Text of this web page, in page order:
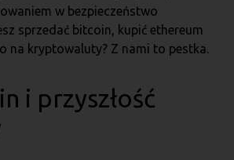
w bezpieczeństwo
sprzedać bitcoin, kupić ethereum
na kryptowaluty? Z nami to pestka.
i przyszłość